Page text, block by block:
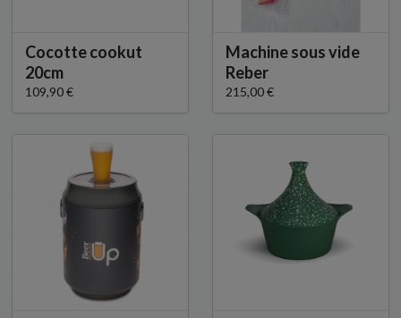
Cocotte cookut
20cm
109,90 €
Machine sous vide
Reber
215,00 €